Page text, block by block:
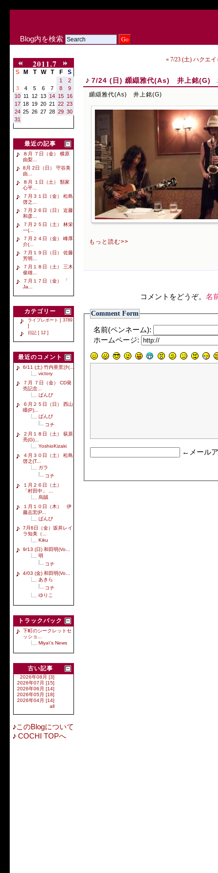
Blog内を検索
2011.7
S M T W T F S
1
2
3
4 5 6 7 8
9
10 11 12 13 14 15 16
17 18 19 20 21 22 23
24 25 26 27 28 29 30
31
最近の記事
８月 ７日（金） 横原
由梨...
8月 2日（日） 守谷美
由...
８月 １日（土） 類家
心平...
７月３１日（金） 松島
啓之...
７月２６日（日） 近藤
和彦...
７月２５日（土） 林栄
一(...
７月２４日（金） 峰厚
介(...
７月１９日（日） 佐藤
芳明...
７月１８日（土） 三木
俊雄...
７月１７日（金） 「
Ja...
カテゴリー
ライブレポート [ 3789
]
日記 [ 12 ]
最近のコメント
6/11 (土) 竹内亜里沙(...
victory
７月 ７日（金） CD発
売記念...
ばんび
６月２５日（日） 西山
瞳(P)...
ばんび
コチ
２月１８日（土） 荻原
亮(G)...
YoshioKizaki
４月３０日（土） 松島
啓之(T...
ガラ
コチ
１月２６日（土）
「村田中」 ...
烏賊
１月１０日（木） 伊
藤志宏(P...
ばんび
7月6日（金）坂井レイ
ラ知美（...
Kiku
9/13 (日) 和田明(Vo...
明
コチ
4/03 (金) 和田明(Vo...
あきら
コチ
ゆりこ
トラックバック
下町のシークレットセ
ッショ...
Miya\'s News
古い記事
2026年08月 [3]
2026年07月 [15]
2026年06月 [14]
2026年05月 [18]
2026年04月 [14]
all
このBlogについて
COCHI TOPへ
« 7/23 (土) ハクエ
7/24 (日) 纐纈雅代(As) 井上銘(G)
纐纈雅代(As) 井上銘(G)
もっと読む>>
コメントをどうぞ。 名
Comment Form
名前(ペンネーム):
ホームページ:
←メール